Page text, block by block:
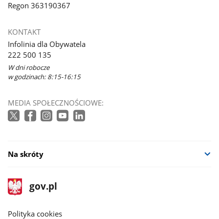
Regon 363190367
KONTAKT
Infolinia dla Obywatela
222 500 135
W dni robocze
w godzinach: 8:15-16:15
MEDIA SPOŁECZNOŚCIOWE:
Na skróty
stopka
gov.pl
Strona
gov.pl
gov.pl
Polityka cookies